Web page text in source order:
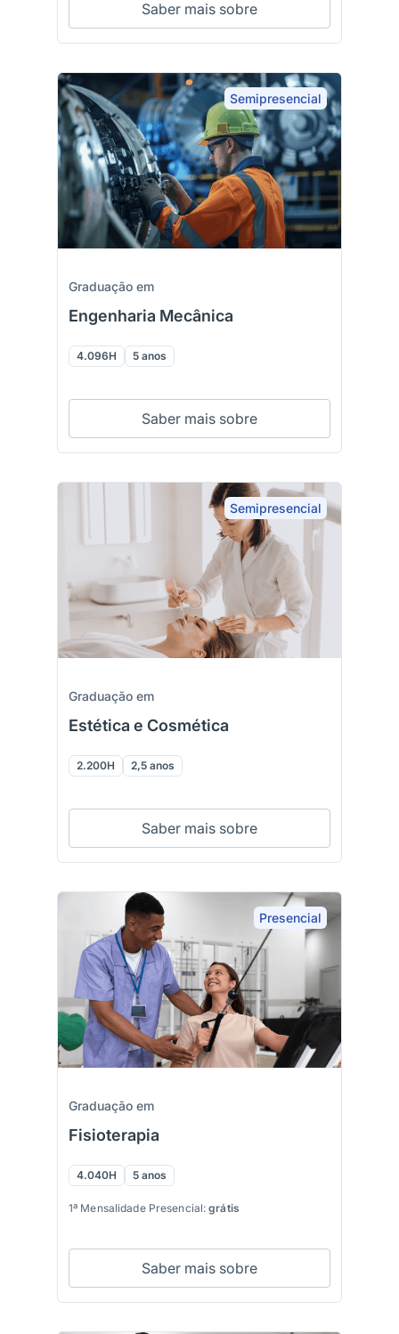
Saber mais sobre
Semipresencial
Graduação em
Engenharia Mecânica
4.096H 5 anos
Saber mais sobre
Semipresencial
Graduação em
Estética e Cosmética
2.200H 2,5 anos
Saber mais sobre
Presencial
Graduação em
Fisioterapia
4.040H 5 anos
1ª Mensalidade Presencial:grátis
Saber mais sobre